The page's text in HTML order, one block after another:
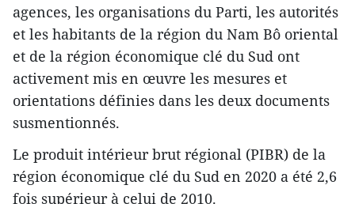
agences, les organisations du Parti, les autorités
et les habitants de la région du Nam Bô oriental
et de la région économique clé du Sud ont
activement mis en œuvre les mesures et
orientations définies dans les deux documents
susmentionnés.
Le produit intérieur brut régional (PIBR) de la
région économique clé du Sud en 2020 a été 2,6
fois supérieur à celui de 2010.